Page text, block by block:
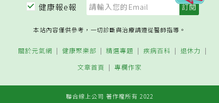
健康報e報
本站內容僅供參考，一切診斷與治療請遵從醫師指導。
關於元氣網 健康聚樂部 精選專題 疾病百科
退休力
文章首頁
專欄作家
聯合線上公司 著作權所有 2022